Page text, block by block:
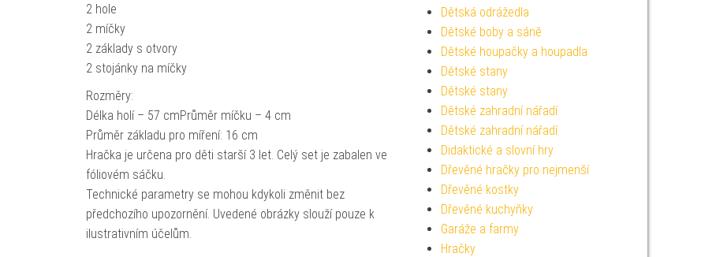
2 hole
2 míčky
2 základy s otvory
2 stojánky na míčky
Rozměry:
Délka holí – 57 cmPrůměr míčku – 4 cm
Průměr základu pro míření: 16 cm
Hračka je určena pro děti starší 3 let. Celý set je zabalen ve
fóliovém sáčku.
Technické parametry se mohou kdykoli změnit bez
předchozího upozornění. Uvedené obrázky slouží pouze k
ilustrativním účelům.
Dětská odrážedla
Dětské boby a sáně
Dětské houpačky a houpadla
Dětské stany
Dětské stany
Dětské zahradní nářadí
Dětské zahradní nářadí
Didaktické a slovní hry
Dřevěné hračky pro nejmenší
Dřevěné kostky
Dřevěné kuchyňky
Garáže a farmy
Hračky